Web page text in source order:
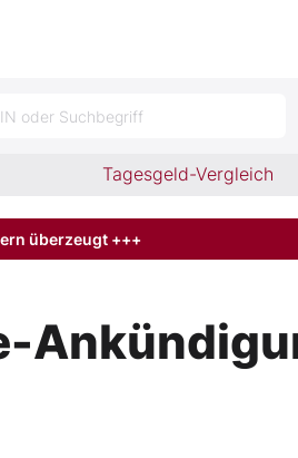
oder Suchbegriff
Tagesgeld-Vergleich
überzeugt +++